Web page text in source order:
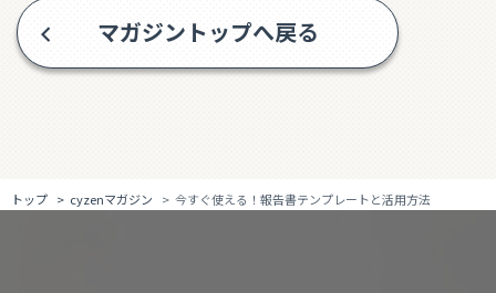
マガジントップへ戻る
トップ cyzenマガジン 今すぐ使える！報告書テンプレートと活用方法